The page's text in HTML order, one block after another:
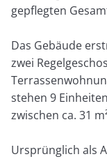
gepflegten
Das Gebäude
zwei
stehen 9
zwischen ca. 31
Ursprünglich als